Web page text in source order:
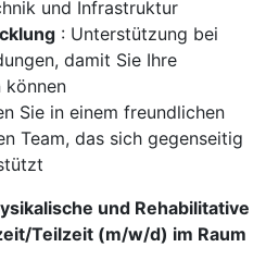
und Infrastruktur
: Unterstützung bei
damit Sie Ihre
können
Sie in einem freundlichen
Team, das sich gegenseitig
und Rehabilitative
Teilzeit (m/w/d) im Raum